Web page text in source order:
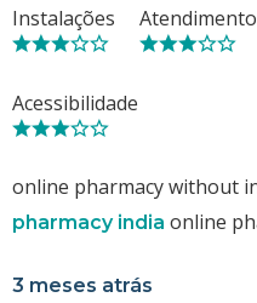
Instalações Atendimento
Acessibilidade
online pharmacy without
pharmacy india online
3 meses atrás